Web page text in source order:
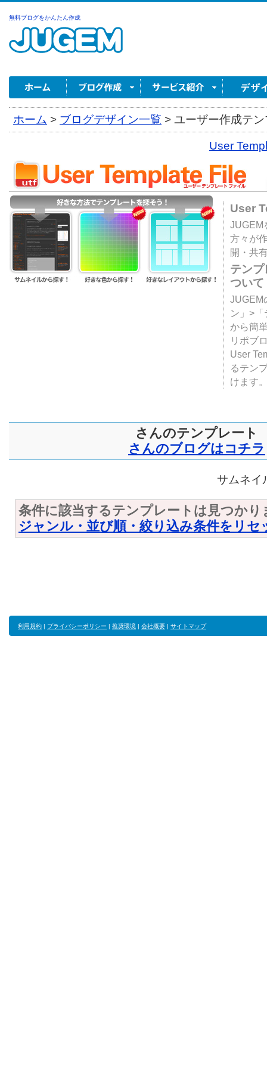
無料ブログをかんたん作成
ホーム > ブログデザイン一覧 > ユーザー作成テ
User
User
JUGEM
方々が
開・共
テン
ついて
JUGEM
ン」>
から簡
リポブ
User
るテン
けます
さんのテンプレート
さんのブログはコチラ
サムネイ
条件に該当するテンプレートは見つかり
ジャンル・並び順・絞り込み条件をリセ
利用規約 | プライバシーポリシー | 推奨環境 | 会社概要 | サイトマップ